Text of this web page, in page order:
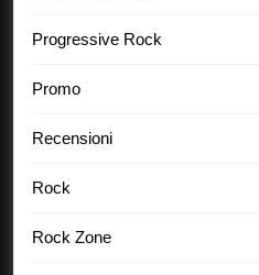
Progressive Rock
Promo
Recensioni
Rock
Rock Zone